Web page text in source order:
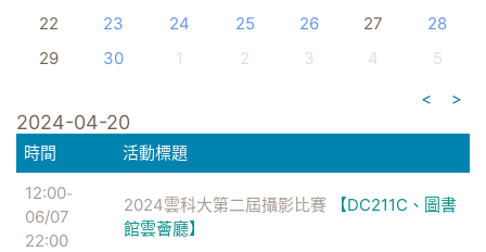
22
23 24 25 26 27
28
29
30 1 2 3 4
5
<
>
2024-04-20
時間
活動標題
12:00-
06/07
22:00
2024雲科大第二屆攝影比賽
【DC211C、圖書
館雲薈廳】